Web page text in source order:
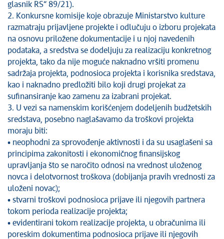
glasnik RS“ 89/21).
2. Konkursne komisije koje obrazuje Ministarstvo kulture
razmatraju prijavljene projekte i odlučuju o izboru projekata
na osnovu priložene dokumentacije i u njoj navedenih
podataka, a sredstva se dodeljuju za realizaciju konkretnog
projekta, tako da nije moguće naknadno vršiti promenu
sadržaja projekta, podnosioca projekta i korisnika sredstava,
kao i naknadno predložiti bilo koji drugi projekat za
sufinansiranje kao zamenu za izabrani projekat.
3. U vezi sa namenskim korišćenjem dodeljenih budžetskih
sredstava, posebno naglašavamo da troškovi projekta
moraju biti:
• neophodni za sprovođenje aktivnosti i da su usaglašeni sa
principima zakonitosti i ekonomičnog finansijskog
upravljanja što se naročito odnosi na vrednost uloženog
novca i delotvornost troškova (dobijanja pravih vrednosti za
uloženi novac);
• stvarni troškovi podnosioca prijave ili njegovih partnera
tokom perioda realizacije projekta;
• evidentirani tokom realizacije projekta, u obračunima ili
poreskim dokumentima podnosioca prijave ili njegovih